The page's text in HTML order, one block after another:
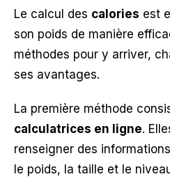
Le calcul des calories est
son poids de manière
méthodes pour y arriver,
ses avantages.
La première méthode
calculatrices en ligne.
renseigner des
le poids, la taille et le